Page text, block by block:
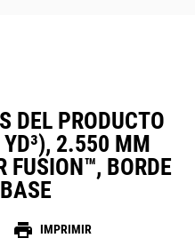
DEL PRODUCTO
2.550 MM
FUSION™, BORDE
print IMPRIMIR